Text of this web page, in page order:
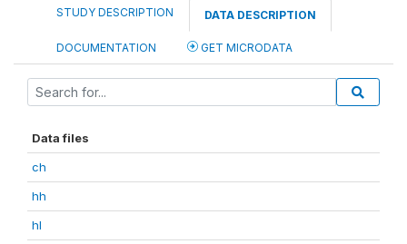
STUDY DESCRIPTION DATA DESCRIPTION
DOCUMENTATION GET MICRODATA
Data files
ch
hh
hl